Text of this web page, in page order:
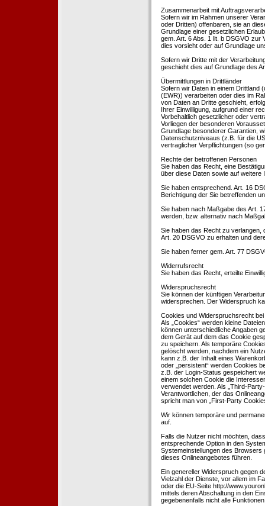
Zusammenarbeit mit
Sofern wir im Rahmen unserer
oder Dritten) offenbaren, sie an
Grundlage einer gesetzlichen
gem. Art. 6 Abs. 1 lit. b DSGVO zur
dies vorsieht oder auf Grundlage
Sofern wir Dritte mit der
geschieht dies auf Grundlage des
Übermittlungen in Drittländer
Sofern wir Daten in einem Drittland
(EWR)) verarbeiten oder dies im
von Daten an Dritte geschieht,
Ihrer Einwilligung, aufgrund einer
Vorbehaltlich gesetzlicher oder
Vorliegen der besonderen
Grundlage besonderer Garantien,
Datenschutzniveaus (z.B. für die
vertraglicher Verpflichtungen (so
Rechte der betroffenen Personen
Sie haben das Recht, eine
über diese Daten sowie auf weitere
Sie haben entsprechend. Art. 16
Berichtigung der Sie betreffenden
Sie haben nach Maßgabe des Art.
werden, bzw. alternativ nach
Sie haben das Recht zu verlangen,
Art. 20 DSGVO zu erhalten und
Sie haben ferner gem. Art. 77
Widerrufsrecht
Sie haben das Recht, erteilte
Widerspruchsrecht
Sie können der künftigen
widersprechen. Der Widerspruch
Cookies und Widerspruchsrecht
Als „Cookies“ werden kleine
können unterschiedliche Angaben
dem Gerät auf dem das Cookie
zu speichern. Als temporäre
gelöscht werden, nachdem ein
kann z.B. der Inhalt eines
oder „persistent“ werden Cookies
z.B. der Login-Status gespeichert
einem solchen Cookie die
verwendet werden. Als „Third-
Verantwortlichen, der das
spricht man von „First-Party
Wir können temporäre und
auf.
Falls die Nutzer nicht möchten,
entsprechende Option in den
Systemeinstellungen des
dieses Onlineangebotes führen.
Ein genereller Widerspruch gegen
Vielzahl der Dienste, vor allem im
oder die EU-Seite http://
mittels deren Abschaltung in den
gegebenenfalls nicht alle